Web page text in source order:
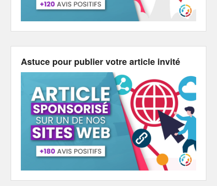
Astuce pour publier votre article invité